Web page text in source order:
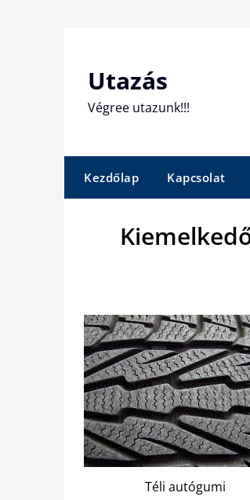
Utazás
Végree utazunk!!!
Kezdőlap Kapcsolat
Téli autógumi